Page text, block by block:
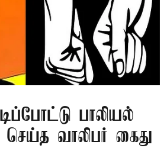
பாலியல்
வாலிபர் கைது